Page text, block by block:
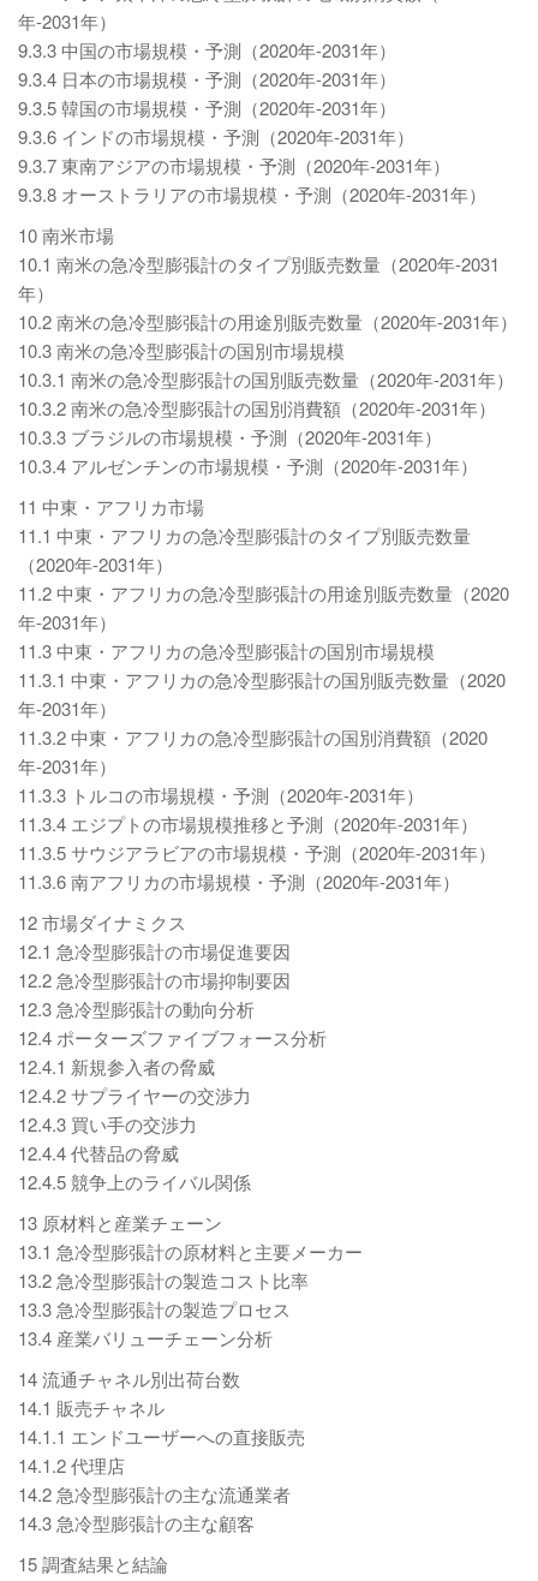
年-2031年）
9.3.3 中国の市場規模・予測（2020年-2031年）
9.3.4 日本の市場規模・予測（2020年-2031年）
9.3.5 韓国の市場規模・予測（2020年-2031年）
9.3.6 インドの市場規模・予測（2020年-2031年）
9.3.7 東南アジアの市場規模・予測（2020年-2031年）
9.3.8 オーストラリアの市場規模・予測（2020年-2031年）
10 南米市場
10.1 南米の急冷型膨張計のタイプ別販売数量（2020年-2031
年）
10.2 南米の急冷型膨張計の用途別販売数量（2020年-2031年）
10.3 南米の急冷型膨張計の国別市場規模
10.3.1 南米の急冷型膨張計の国別販売数量（2020年-2031年）
10.3.2 南米の急冷型膨張計の国別消費額（2020年-2031年）
10.3.3 ブラジルの市場規模・予測（2020年-2031年）
10.3.4 アルゼンチンの市場規模・予測（2020年-2031年）
11 中東・アフリカ市場
11.1 中東・アフリカの急冷型膨張計のタイプ別販売数量
（2020年-2031年）
11.2 中東・アフリカの急冷型膨張計の用途別販売数量（2020
年-2031年）
11.3 中東・アフリカの急冷型膨張計の国別市場規模
11.3.1 中東・アフリカの急冷型膨張計の国別販売数量（2020
年-2031年）
11.3.2 中東・アフリカの急冷型膨張計の国別消費額（2020
年-2031年）
11.3.3 トルコの市場規模・予測（2020年-2031年）
11.3.4 エジプトの市場規模推移と予測（2020年-2031年）
11.3.5 サウジアラビアの市場規模・予測（2020年-2031年）
11.3.6 南アフリカの市場規模・予測（2020年-2031年）
12 市場ダイナミクス
12.1 急冷型膨張計の市場促進要因
12.2 急冷型膨張計の市場抑制要因
12.3 急冷型膨張計の動向分析
12.4 ポーターズファイブフォース分析
12.4.1 新規参入者の脅威
12.4.2 サプライヤーの交渉力
12.4.3 買い手の交渉力
12.4.4 代替品の脅威
12.4.5 競争上のライバル関係
13 原材料と産業チェーン
13.1 急冷型膨張計の原材料と主要メーカー
13.2 急冷型膨張計の製造コスト比率
13.3 急冷型膨張計の製造プロセス
13.4 産業バリューチェーン分析
14 流通チャネル別出荷台数
14.1 販売チャネル
14.1.1 エンドユーザーへの直接販売
14.1.2 代理店
14.2 急冷型膨張計の主な流通業者
14.3 急冷型膨張計の主な顧客
15 調査結果と結論